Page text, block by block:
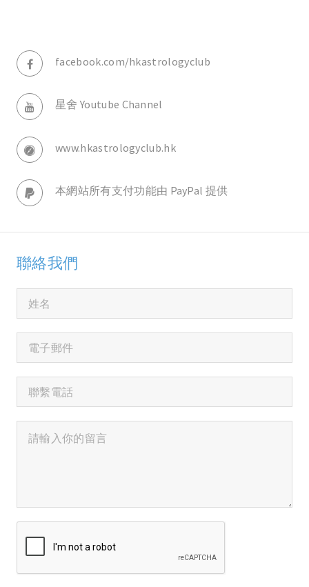
facebook.com/hkastrologyclub
星舍 Youtube Channel
www.hkastrologyclub.hk
本網站所有支付功能由 PayPal 提供
聯絡我們